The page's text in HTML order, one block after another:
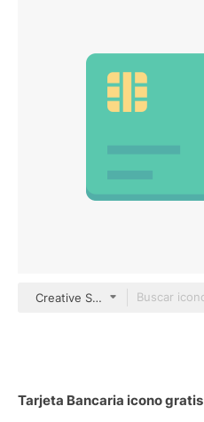
Creative Stall Premium Flat
Tarjeta Bancaria icono gratis